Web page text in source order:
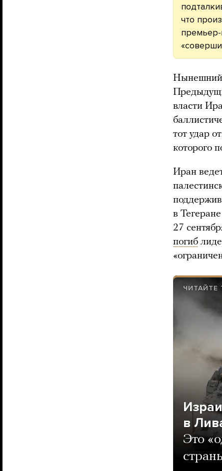
что
Нынешний
власти
тот удар
которого
Иран
в Тегеране
27
погиб
ЧИТАЙТЕ
в
Это